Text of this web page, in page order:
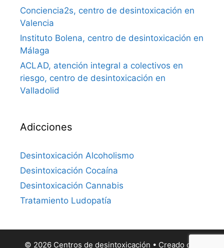
Conciencia2s, centro de desintoxicación en
Valencia
Instituto Bolena, centro de desintoxicación en
Málaga
ACLAD, atención integral a colectivos en
riesgo, centro de desintoxicación en
Valladolid
Adicciones
Desintoxicación Alcoholismo
Desintoxicación Cocaína
Desintoxicación Cannabis
Tratamiento Ludopatía
© 2026 Centros de desintoxicación • Creado con